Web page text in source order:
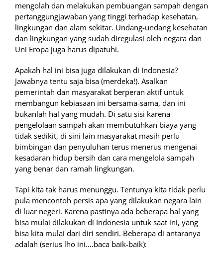
mengolah dan melakukan pembuangan sampah dengan
pertanggungjawaban yang tinggi terhadap kesehatan,
lingkungan dan alam sekitar. Undang-undang kesehatan
dan lingkungan yang sudah diregulasi oleh negara dan
Uni Eropa juga harus dipatuhi.
Apakah hal ini bisa juga dilakukan di Indonesia?
Jawabnya tentu saja bisa (merdeka!). Asalkan
pemerintah dan masyarakat berperan aktif untuk
membangun kebiasaan ini bersama-sama, dan ini
bukanlah hal yang mudah. Di satu sisi karena
pengelolaan sampah akan membutuhkan biaya yang
tidak sedikit, di sini lain masyarakat masih perlu
bimbingan dan penyuluhan terus menerus mengenai
kesadaran hidup bersih dan cara mengelola sampah
yang benar dan ramah lingkungan.
Tapi kita tak harus menunggu. Tentunya kita tidak perlu
pula mencontoh persis apa yang dilakukan negara lain
di luar negeri. Karena pastinya ada beberapa hal yang
bisa mulai dilakukan di Indonesia untuk saat ini, yang
bisa kita mulai dari diri sendiri. Beberapa di antaranya
adalah (serius lho ini….baca baik-baik):